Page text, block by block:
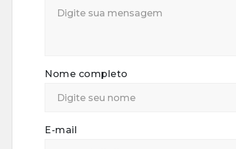
Nome completo
E-mail